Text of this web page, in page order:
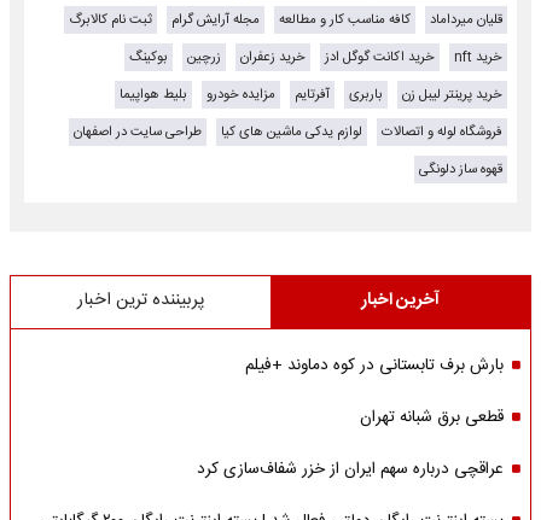
قلیان میرداماد
کافه مناسب کار و مطالعه مجله آرایش گرام
ثبت نام کالابرگ
خرید nft
خرید اکانت گوگل ادز خرید زعفران زرچین
بوکینگ
خرید پرینتر لیبل زن
باربری آفرتایم مزایده خودرو
بلیط هواپیما
فروشگاه لوله و اتصالات
لوازم یدکی ماشین های کیا
طراحی سایت در اصفهان
قهوه ساز دلونگی
آخرین اخبار پربیننده ترین اخبار
بارش برف تابستانی در کوه دماوند +فیلم
قطعی برق شبانه تهران
عراقچی درباره سهم ایران از خزر شفاف‌سازی کرد